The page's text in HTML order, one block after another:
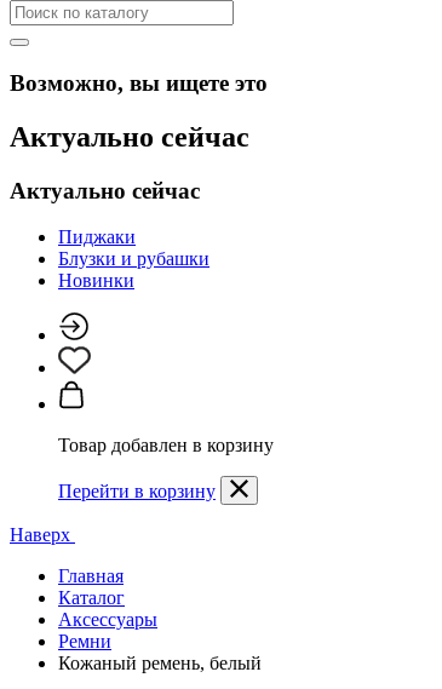
Возможно, вы ищете это
Актуально сейчас
Актуально сейчас
Пиджаки
Блузки и рубашки
Новинки
Товар добавлен в корзину
Перейти в корзину
Наверх
Главная
Каталог
Аксессуары
Ремни
Кожаный ремень, белый